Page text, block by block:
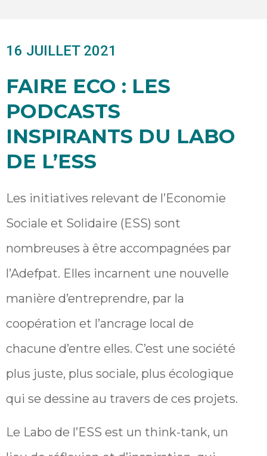
16 JUILLET 2021
FAIRE ECO : LES
PODCASTS
INSPIRANTS DU LABO
DE L’ESS
Les initiatives relevant de l’Economie
Sociale et Solidaire (ESS) sont
nombreuses à être accompagnées par
l’Adefpat. Elles incarnent une nouvelle
manière d’entreprendre, par la
coopération et l’ancrage local de
chacune d’entre elles. C’est une société
plus juste, plus sociale, plus écologique
qui se dessine au travers de ces projets.
Le Labo de l’ESS est un think-tank, un